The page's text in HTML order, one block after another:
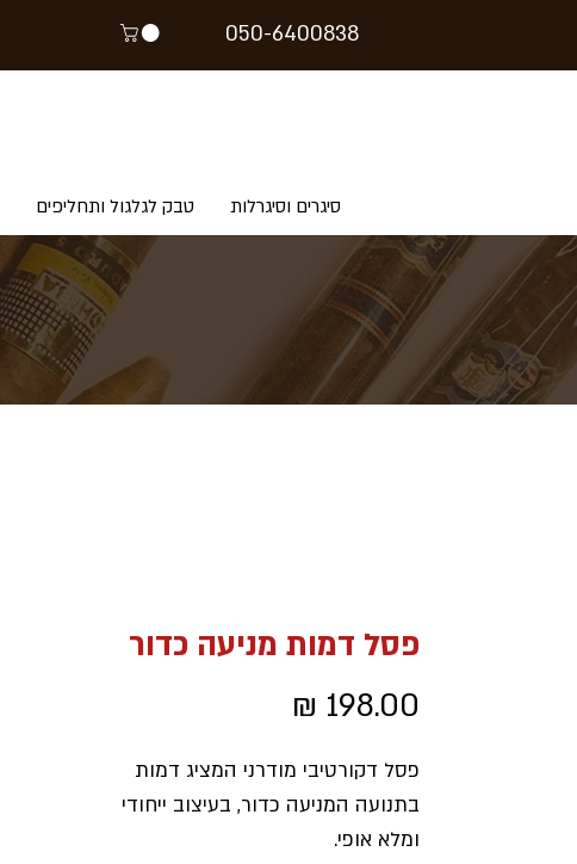
050-6400838
סיגרים וסיגרלות טבק לגלגול ותחליפים
פסל דמות מניעה כדור
פסל דקורטיבי מודרני המציג דמות
בתנועה המניעה כדור, בעיצוב ייחודי
ומלא אופי.